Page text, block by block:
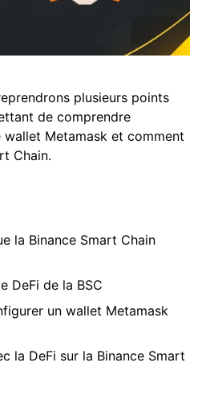
plusieurs points
de comprendre
Metamask et comment
Chain.
la Binance Smart Chain
DeFi de la BSC
un wallet Metamask
la DeFi sur la Binance Smart